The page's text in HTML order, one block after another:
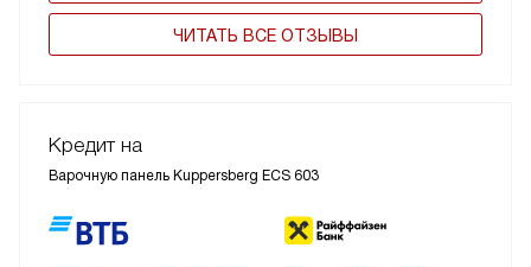
ЧИТАТЬ ВСЕ ОТЗЫВЫ
Кредит на
Варочную панель Kuppersberg ECS 603